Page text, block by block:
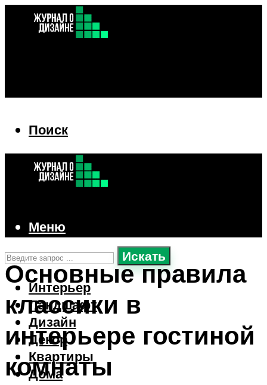
Поиск
Искать
Интерьер
Ландшафт
Дизайн
Декор
Квартиры
Дома
Меню
Основные правила
классики в
интерьере гостиной
комнаты